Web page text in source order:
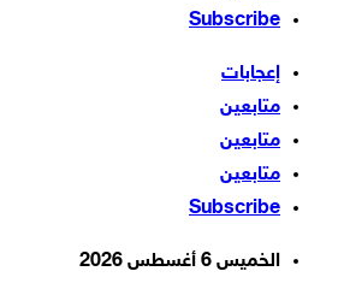
Subscribe
إعجابات
متابعين
متابعين
متابعين
Subscribe
الخميس 6 أغسطس 2026